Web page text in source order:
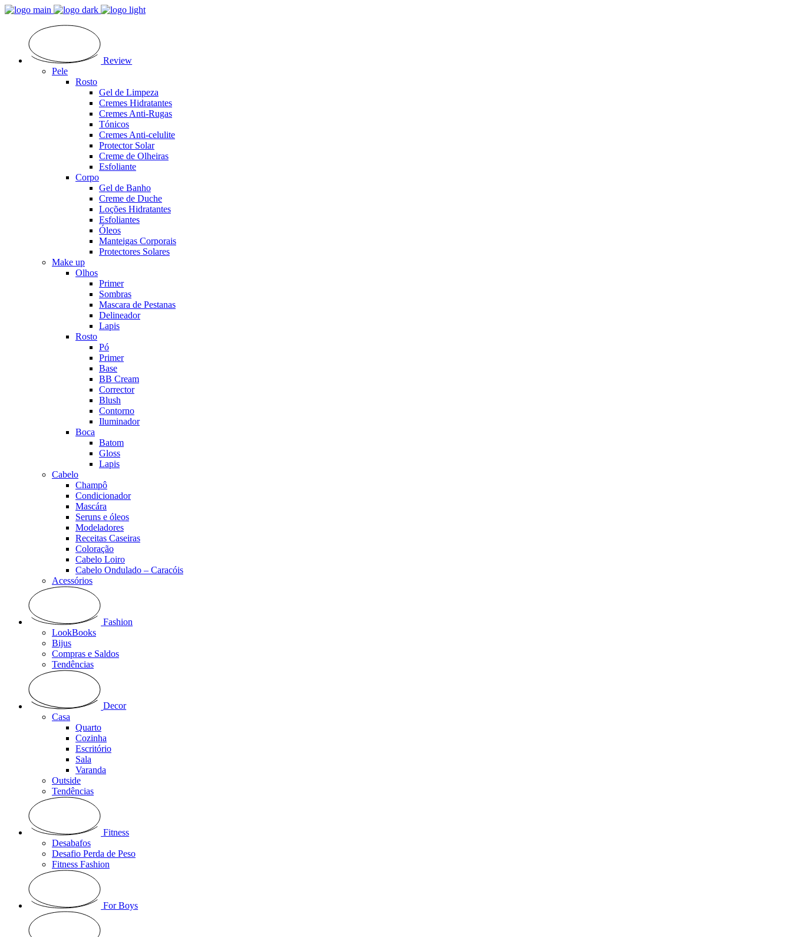
Review
Pele
Rosto
Gel de Limpeza
Cremes Hidratantes
Cremes Anti-Rugas
Tónicos
Cremes Anti-celulite
Protector Solar
Creme de Olheiras
Esfoliante
Corpo
Gel de Banho
Creme de Duche
Loções Hidratantes
Esfoliantes
Óleos
Manteigas Corporais
Protectores Solares
Make up
Olhos
Primer
Sombras
Mascara de Pestanas
Delineador
Lapis
Rosto
Pó
Primer
Base
BB Cream
Corrector
Blush
Contorno
Iluminador
Boca
Batom
Gloss
Lapis
Cabelo
Champô
Condicionador
Mascára
Seruns e óleos
Modeladores
Receitas Caseiras
Coloração
Cabelo Loiro
Cabelo Ondulado – Caracóis
Acessórios
Fashion
LookBooks
Bijus
Compras e Saldos
Tendências
Decor
Casa
Quarto
Cozinha
Escritório
Sala
Varanda
Outside
Tendências
Fitness
Desabafos
Desafio Perda de Peso
Fitness Fashion
For Boys